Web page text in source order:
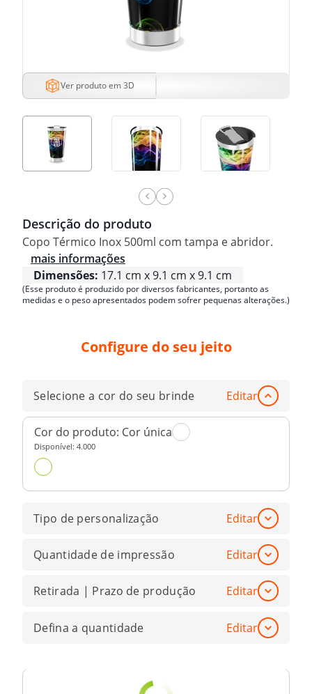
Ver produto em 3D
Descrição do produto
Copo Térmico Inox 500ml com tampa e abridor.
mais informações
Dimensões: 17.1 cm x 9.1 cm x 9.1 cm
(Esse produto é produzido por diversos fabricantes, portanto as
medidas e o peso apresentados podem sofrer pequenas alterações.)
Configure do seu jeito
Selecione a cor do seu brinde Editar
Cor do produto: Cor única
Disponível: 4.000
Tipo de personalização Editar
Quantidade de impressão Editar
Retirada | Prazo de produção Editar
Defina a quantidade Editar